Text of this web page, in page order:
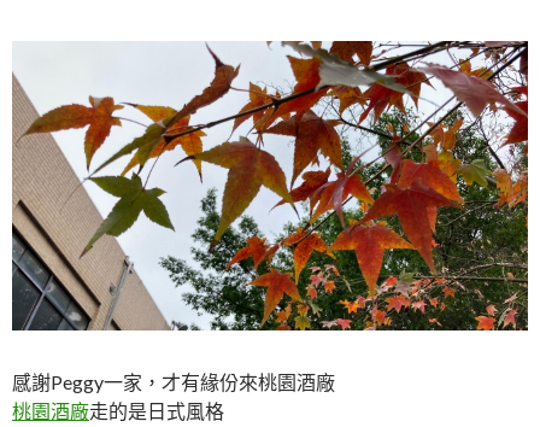
感謝Peggy一家，才有緣份來桃園酒廠
桃園酒廠走的是日式風格